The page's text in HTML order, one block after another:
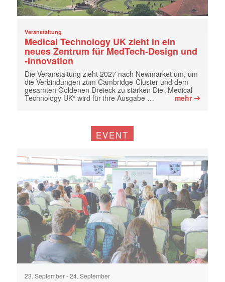
Veranstaltung
Medical Technology UK zieht in ein
neues Zentrum für MedTech-Design und
-Innovation
Die Veranstaltung zieht 2027 nach Newmarket um, um
die Verbindungen zum Cambridge-Cluster und dem
gesamten Goldenen Dreieck zu stärken Die „Medical
Technology UK“ wird für ihre Ausgabe …
mehr➔
EVENT
23. September-24. September